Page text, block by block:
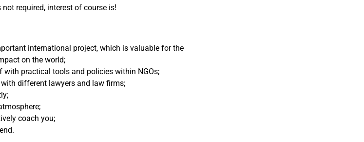
required, interest of course is!
international project, which is valuable for the
on the world;
practical tools and policies within NGOs;
different lawyers and law firms;
coach you;